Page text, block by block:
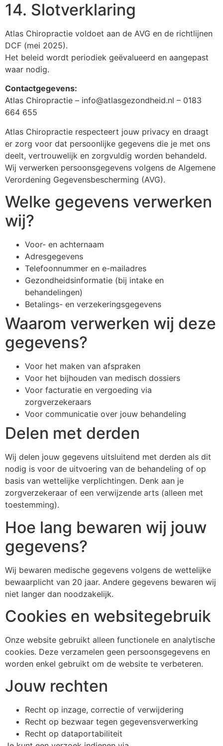
14. Slotverklaring
Atlas Chiropractie voldoet aan de AVG en de richtlijnen
DCF (mei 2025).
Het beleid wordt periodiek geëvalueerd en aangepast
waar nodig.
Contactgegevens:
Atlas Chiropractie – info@atlasgezondheid.nl – 0183
664 655
Atlas Chiropractie respecteert jouw privacy en draagt
er zorg voor dat persoonlijke gegevens die je met ons
deelt, vertrouwelijk en zorgvuldig worden behandeld.
Wij verwerken persoonsgegevens volgens de Algemene
Verordening Gegevensbescherming (AVG).
Welke gegevens verwerken
wij?
Voor- en achternaam
Adresgegevens
Telefoonnummer en e-mailadres
Gezondheidsinformatie (bij intake en
behandelingen)
Betalings- en verzekeringsgegevens
Waarom verwerken wij deze
gegevens?
Voor het maken van afspraken
Voor het bijhouden van medisch dossiers
Voor facturatie en vergoeding via
zorgverzekeraars
Voor communicatie over jouw behandeling
Delen met derden
Wij delen jouw gegevens uitsluitend met derden als dit
nodig is voor de uitvoering van de behandeling of op
basis van wettelijke verplichtingen. Denk aan je
zorgverzekeraar of een verwijzende arts (alleen met
toestemming).
Hoe lang bewaren wij jouw
gegevens?
Wij bewaren medische gegevens volgens de wettelijke
bewaarplicht van 20 jaar. Andere gegevens bewaren wij
niet langer dan noodzakelijk.
Cookies en websitegebruik
Onze website gebruikt alleen functionele en analytische
cookies. Deze verzamelen geen persoonsgegevens en
worden enkel gebruikt om de website te verbeteren.
Jouw rechten
Recht op inzage, correctie of verwijdering
Recht op bezwaar tegen gegevensverwerking
Recht op dataportabiliteit